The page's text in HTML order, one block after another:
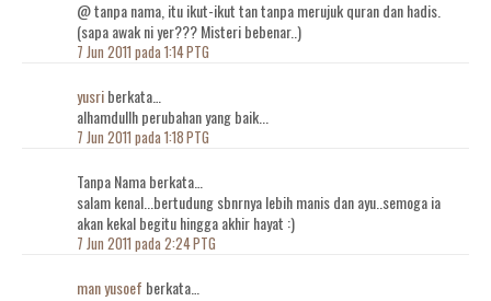
@ tanpa nama, itu ikut-ikut tan tanpa merujuk quran dan hadis.
(sapa awak ni yer??? Misteri bebenar..)
7 Jun 2011 pada 1:14 PTG
yusriberkata…
alhamdullh perubahan yang baik...
7 Jun 2011 pada 1:18 PTG
Tanpa Nama berkata…
salam kenal...bertudung sbnrnya lebih manis dan ayu..semoga ia
akan kekal begitu hingga akhir hayat :)
7 Jun 2011 pada 2:24 PTG
man yusoef berkata…